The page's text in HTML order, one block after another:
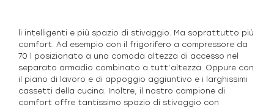
li intelligenti e più spazio di stivaggio. Ma soprattutto più
comfort. Ad esempio con il frigorifero a compressore da
70 l posizionato a una comoda altezza di accesso nel
separato armadio combinato a tutt’altezza. Oppure con
il piano di lavoro e di appoggio aggiuntivo e i larghissimi
cassetti della cucina. Inoltre, il nostro campione di
comfort offre tantissimo spazio di stivaggio con